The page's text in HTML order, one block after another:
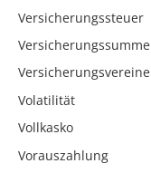
Versicherungssteuer
Versicherungssumme
Versicherungsvereine
Volatilität
Vollkasko
Vorauszahlung